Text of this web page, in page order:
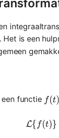
. Het is een
functie f(t)
f(t)
L{ f(t)}